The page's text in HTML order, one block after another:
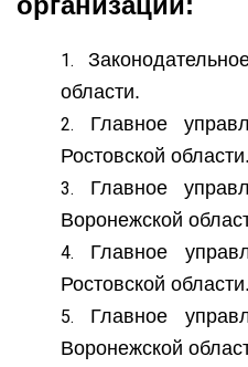
области.
Главное
Ростовской области.
Главное
Воронежской
Главное
Ростовской области.
Главное
Воронежской